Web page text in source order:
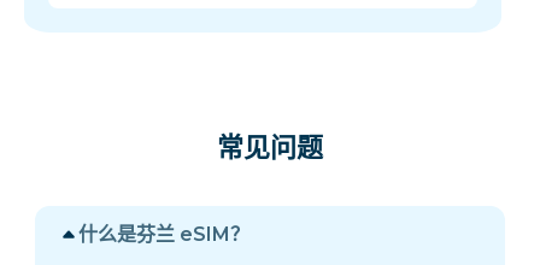
常见问题
什么是芬兰 eSIM？